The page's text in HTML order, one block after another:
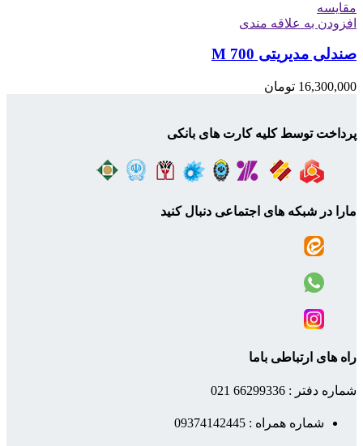
مقایسه
افزودن به علاقه مندی
صندلی مدیریتی M 700
16,300,000 تومان
پرداخت توسط کلیه کارت های بانکی
مارا در شبکه های اجتماعی دنبال کنید
راه های ارتباطی باما
شماره دفتر : 66299336 021
شماره همراه : 09374142445